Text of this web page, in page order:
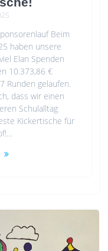
Beim
haben unsere
Elan Spenden
10.373,86 €
Runden gelaufen.
dass wir einen
Schulalltag
Kickertische für